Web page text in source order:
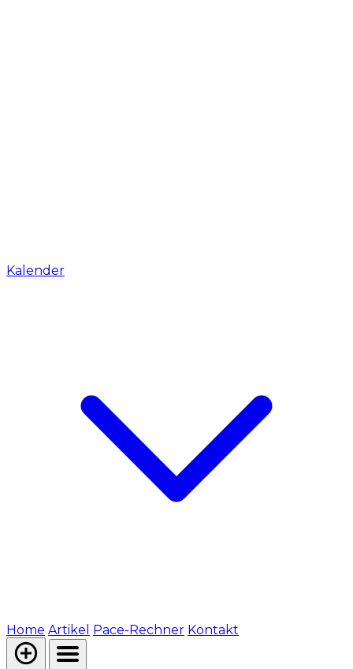
Kalender
Home Artikel Pace-Rechner Kontakt